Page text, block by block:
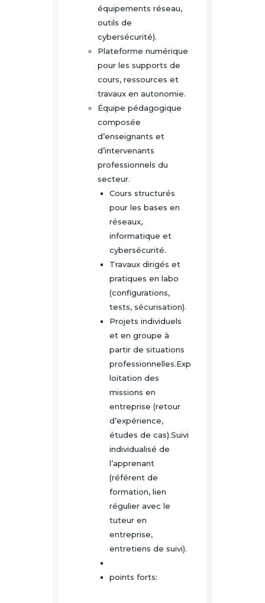
équipements réseau,
outils de
cybersécurité).
Plateforme numérique
pour les supports de
cours, ressources et
travaux en autonomie.
Équipe pédagogique
composée
d’enseignants et
d’intervenants
professionnels du
secteur.
Cours structurés
pour les bases en
réseaux,
informatique et
cybersécurité.
Travaux dirigés et
pratiques en labo
(configurations,
tests, sécurisation).
Projets individuels
et en groupe à
partir de situations
professionnelles.Exp
loitation des
missions en
entreprise (retour
d’expérience,
études de cas).Suivi
individualisé de
l’apprenant
(référent de
formation, lien
régulier avec le
tuteur en
entreprise,
entretiens de suivi).
points forts: